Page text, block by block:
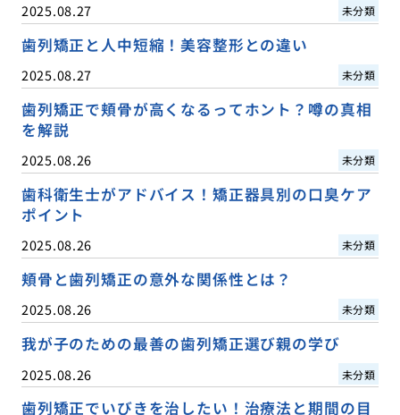
2025.08.27 未分類
歯列矯正と人中短縮！美容整形との違い
2025.08.27 未分類
歯列矯正で頬骨が高くなるってホント？噂の真相
を解説
2025.08.26 未分類
歯科衛生士がアドバイス！矯正器具別の口臭ケア
ポイント
2025.08.26 未分類
頬骨と歯列矯正の意外な関係性とは？
2025.08.26 未分類
我が子のための最善の歯列矯正選び親の学び
2025.08.26 未分類
歯列矯正でいびきを治したい！治療法と期間の目